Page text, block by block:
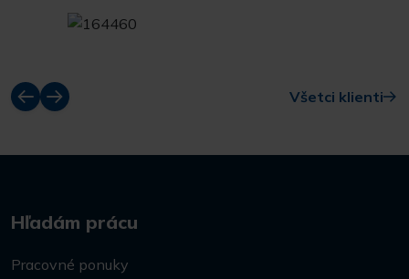
Všetci klienti
Hľadám prácu
Pracovné ponuky